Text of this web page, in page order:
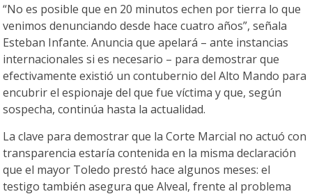
“No es posible que en 20 minutos echen por tierra lo que
venimos denunciando desde hace cuatro años”, señala
Esteban Infante. Anuncia que apelará – ante instancias
internacionales si es necesario – para demostrar que
efectivamente existió un contubernio del Alto Mando para
encubrir el espionaje del que fue víctima y que, según
sospecha, continúa hasta la actualidad.
La clave para demostrar que la Corte Marcial no actuó con
transparencia estaría contenida en la misma declaración
que el mayor Toledo prestó hace algunos meses: el
testigo también asegura que Alveal, frente al problema